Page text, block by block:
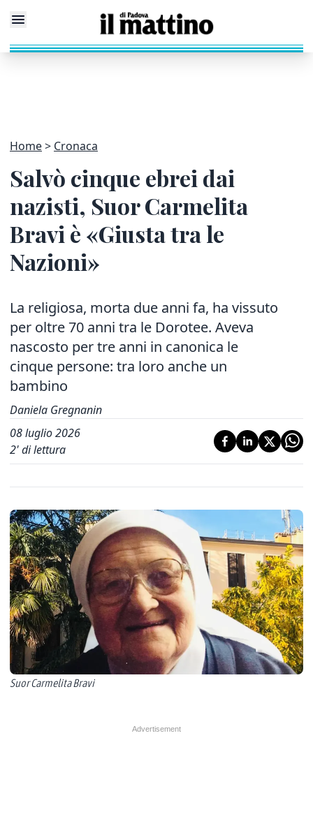
Home Cronaca
Salvò cinque ebrei dai
nazisti, Suor Carmelita
Bravi è «Giusta tra le
Nazioni»
La religiosa, morta due anni fa, ha vissuto
per oltre 70 anni tra le Dorotee. Aveva
nascosto per tre anni in canonica le
cinque persone: tra loro anche un
bambino
Daniela Gregnanin
08 luglio 2026
2' di lettura
Suor Carmelita Bravi